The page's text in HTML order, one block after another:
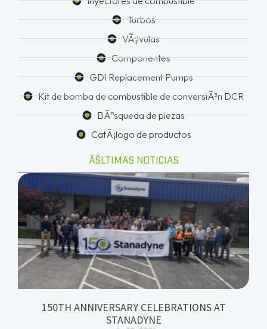
Turbos
VÃ¡lvulas
Componentes
GDI Replacement Pumps
Kit de bomba de combustible de conversiÃ³n DCR
BÃºsqueda de piezas
CatÃ¡logo de productos
ÃŠLTIMAS NOTICIAS
150TH ANNIVERSARY CELEBRATIONS AT
STANADYNE